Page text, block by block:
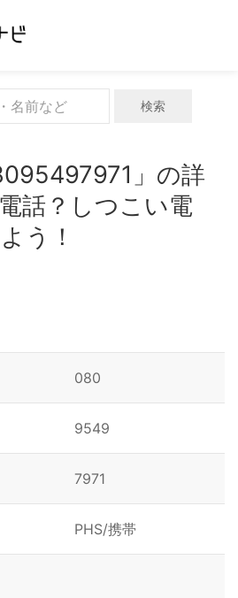
検索
」の詳
話？しつこい電
う！
080
9549
7971
PHS/携帯